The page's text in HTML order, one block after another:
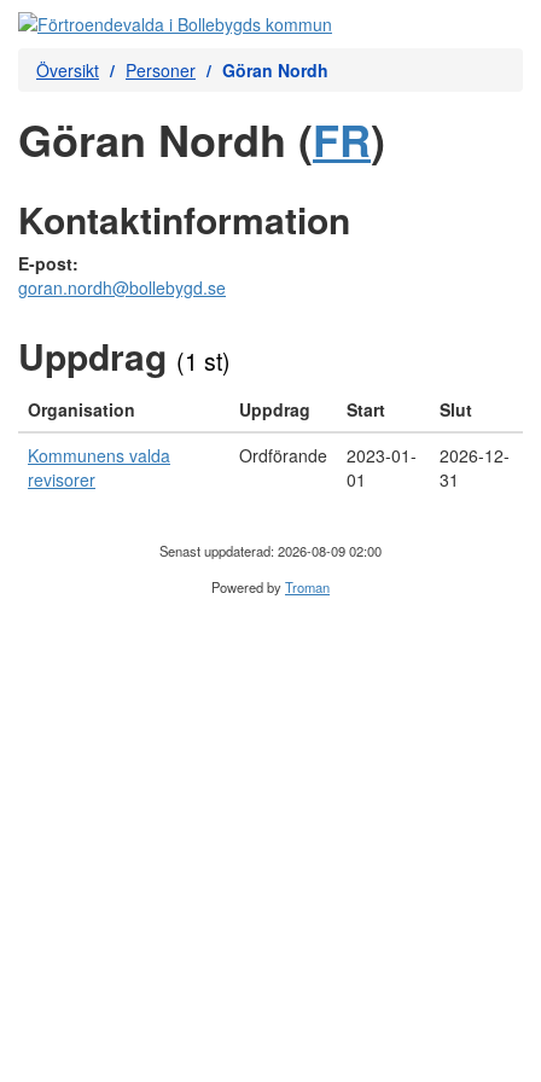
Översikt Personer Göran Nordh
Göran Nordh (FR)
Kontaktinformation
E-post:
goran.nordh@bollebygd.se
Uppdrag (1 st)
Organisation Uppdrag Start
Slut
Kommunens valda
revisorer
Ordförande
2023-01-
01
2026-12-
31
Senast uppdaterad: 2026-08-09 02:00
Powered byTroman